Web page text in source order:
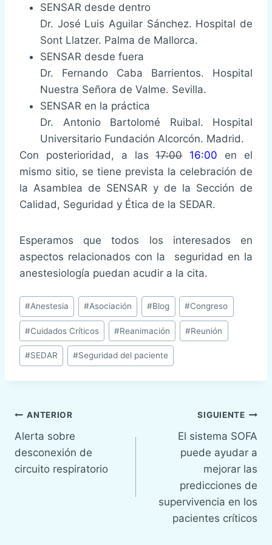
SENSAR desde dentro
Dr. José Luis Aguilar Sánchez. Hospital de
Sont Llatzer. Palma de Mallorca.
SENSAR desde fuera
Dr. Fernando Caba Barrientos. Hospital
Nuestra Señora de Valme. Sevilla.
SENSAR en la práctica
Dr. Antonio Bartolomé Ruibal. Hospital
Universitario Fundación Alcorcón. Madrid.
Con posterioridad, a las17:00 16:00 en el
mismo sitio, se tiene prevista la celebración de
la Asamblea de SENSAR y de la Sección de
Calidad, Seguridad y Ética de la SEDAR.
Esperamos que todos los interesados en
aspectos relacionados con la seguridad en la
anestesiología puedan acudir a la cita.
Etiquetas
de
la
entrada:
#Anestesia #Asociación #Blog #Congreso
#Cuidados Críticos #Reanimación #Reunión
#SEDAR #Seguridad del paciente
Navegación
de
entradas
ANTERIOR
Alerta sobre
desconexión de
circuito respiratorio
SIGUIENTE
El sistema SOFA
puede ayudar a
mejorar las
predicciones de
supervivencia en los
pacientes críticos